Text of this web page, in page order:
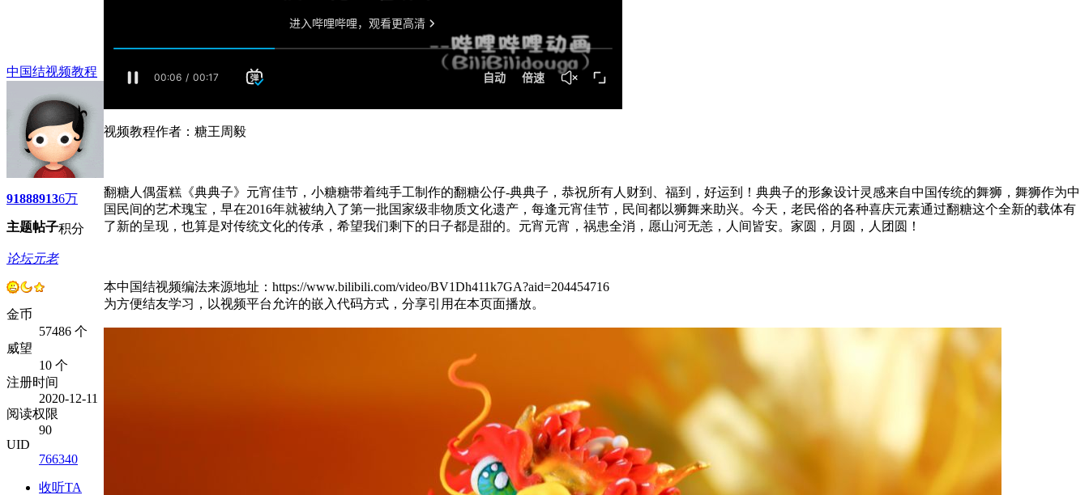
中国结视频教程
9188
主题
8913
帖子
6万
积分
论坛元老
金币
57486 个
威望
10 个
注册时间
2020-12-11
阅读权限
90
UID
766340
收听TA
视频教程作者：糖王周毅
翻糖人偶蛋糕《典典子》元宵佳节，小糖糖带着纯手工制作的翻糖公仔-典典子，恭祝所有人财到、福到，好运到！典典子的形象设计灵感来自中国传统的舞狮，舞狮作为中
国民间的艺术瑰宝，早在2016年就被纳入了第一批国家级非物质文化遗产，每逢元宵佳节，民间都以狮舞来助兴。今天，老民俗的各种喜庆元素通过翻糖这个全新的载体有
了新的呈现，也算是对传统文化的传承，希望我们剩下的日子都是甜的。元宵元宵，祸患全消，愿山河无恙，人间皆安。家圆，月圆，人团圆！
本中国结视频编法来源地址：https://www.bilibili.com/video/BV1Dh411k7GA?aid=204454716
为方便结友学习，以视频平台允许的嵌入代码方式，分享引用在本页面播放。